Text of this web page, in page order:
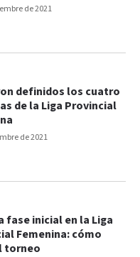
de 2021
de 2021
definidos los cuatro
de la Liga Provincial
fase inicial en la Liga
Femenina: cómo
torneo